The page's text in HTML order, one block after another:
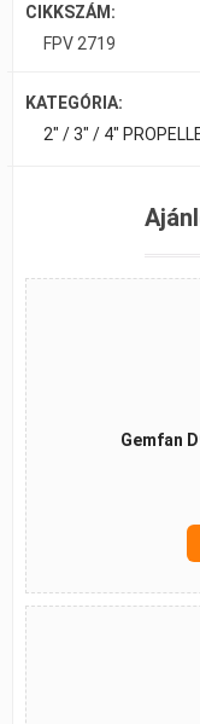
CIKKSZÁM:
FPV 2719
KATEGÓRIA:
2" / 3" / 4"
Gemfan